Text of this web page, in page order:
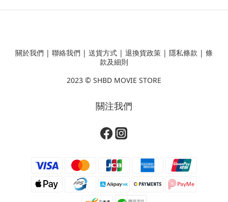
關於我們 | 聯絡我們 | 送貨方式 | 退換貨政策 | 隱私條款 | 條
款及細則
2023 © SHBD MOVIE STORE
關注我們